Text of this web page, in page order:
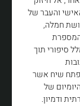
והעבר של
חמלה,
סיפורי תוך
שיח אשר
של
ודמיון.